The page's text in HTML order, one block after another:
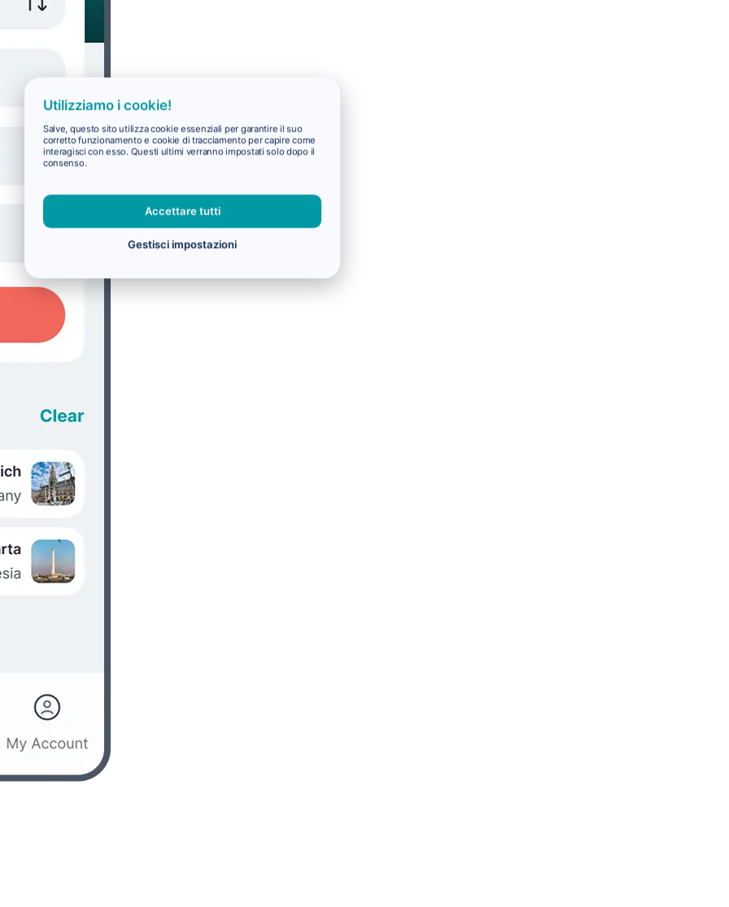
Utilizziamo i cookie!
Salve, questo sito utilizza cookie essenziali per garantire il suo
corretto funzionamento e cookie di tracciamento per capire come
interagisci con esso. Questi ultimi verranno impostati solo dopo il
consenso.
Accettare tutti
Gestisci impostazioni